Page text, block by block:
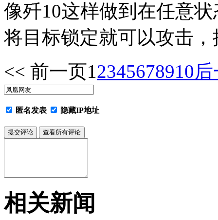
像歼10这样做到在任意
将目标锁定就可以攻击
<< 前一页12345678910
匿名发表 隐藏IP地址
相关新闻